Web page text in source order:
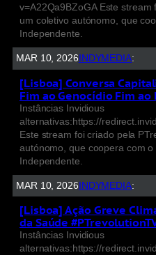
v=A22Qa9BZoGA Este stream
um coletivo autónomo, que
Independente.
MAR 10, 2026 INDYMEDIA:
[Lisboa] Conversa
Fim ao Genocídio Fim ao
Instâncias Invidious
alternativas:https://
Este stream foi criado pela
autónomo, que coopera com
Independente.
MAR 10, 2026 INDYMEDIA:
[Lisboa] Ação Greve
da Saúde
Instâncias Invidious
alternativas:https://